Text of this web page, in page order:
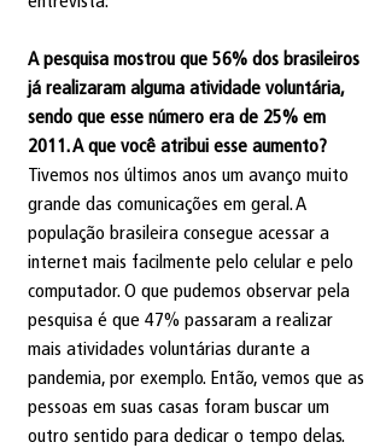
A pesquisa mostrou que 56% dos brasileiros
já realizaram alguma atividade voluntária,
sendo que esse número era de 25% em
2011. A que você atribui esse aumento?
Tivemos nos últimos anos um avanço muito
grande das comunicações em geral. A
população brasileira consegue acessar a
internet mais facilmente pelo celular e pelo
computador. O que pudemos observar pela
pesquisa é que 47% passaram a realizar
mais atividades voluntárias durante a
pandemia, por exemplo. Então, vemos que as
pessoas em suas casas foram buscar um
outro sentido para dedicar o tempo delas.